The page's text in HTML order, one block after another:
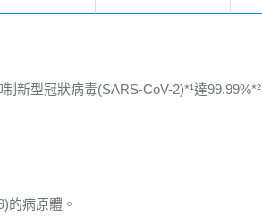
新型冠狀病毒(SARS-CoV-2)*¹達99.99%*²
的病原體。